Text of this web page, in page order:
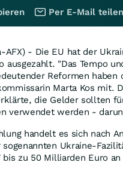
AFX) - Die EU hat der
ausgezahlt. "Das Tempo
Reformen
Marta Kos mit.
die Gelder sollten
verwendet werden -
handelt es sich nach
Ukraine-
bis zu 50 Milliarden Euro
Per E-Mail teilen